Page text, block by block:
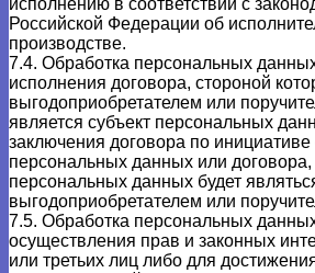
исполнению в соответствии с
Российской Федерации об
производстве.
7.4. Обработка персональных
исполнения договора, стороной
выгодоприобретателем или
является субъект персональных
заключения договора по инициативе
персональных данных или договора,
персональных данных будет
выгодоприобретателем или
7.5. Обработка персональных
осуществления прав и законных
или третьих лиц либо для